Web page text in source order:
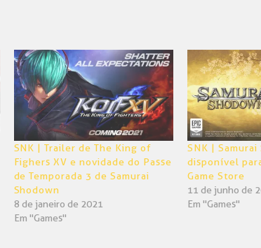
SNK | Trailer de The King of
Fighers XV e novidade do Passe
de Temporada 3 de Samurai
Shodown
8 de janeiro de 2021
Em "Games"
SNK |
disponível
Game Store
11 de junho de
Em "Games"